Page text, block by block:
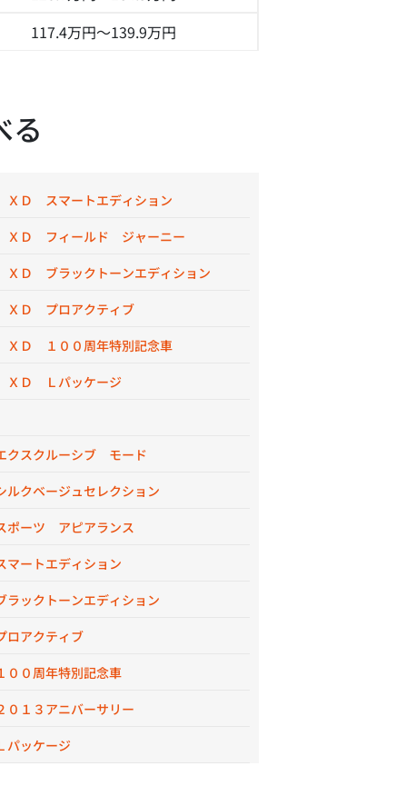
117.4万円～139.9万円
る
ＸＤ スマートエディション
ＸＤ フィールド ジャーニー
Ｄ ブラックトーンエディション
ＸＤ プロアクティブ
ＸＤ １００周年特別記念車
ＸＤ Ｌパッケージ
スクルーシブ モード
クベージュセレクション
ポーツ アピアランス
ートエディション
ックトーンエディション
アクティブ
０周年特別記念車
１３アニバーサリー
ッケージ